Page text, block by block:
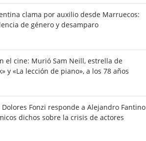
clama por auxilio desde Marruecos:
de género y desamparo
el cine: Murió Sam Neill, estrella de
y «La lección de piano», a los 78 años
Fonzi responde a Alejandro Fantino
dichos sobre la crisis de actores